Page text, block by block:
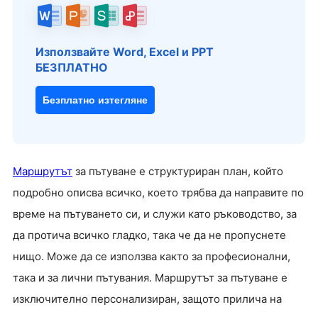
Използвайте Word, Excel и PPT
БЕЗПЛАТНО
Безплатно изтегляне
Маршрутът за пътуване е структуриран план, който
подробно описва всичко, което трябва да направите по
време на пътуването си, и служи като ръководство, за
да протича всичко гладко, така че да не пропуснете
нищо. Може да се използва както за професионални,
така и за лични пътувания. Маршрутът за пътуване е
изключително персонализиран, защото прилича на